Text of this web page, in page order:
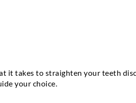
it takes to straighten your teeth
your choice.